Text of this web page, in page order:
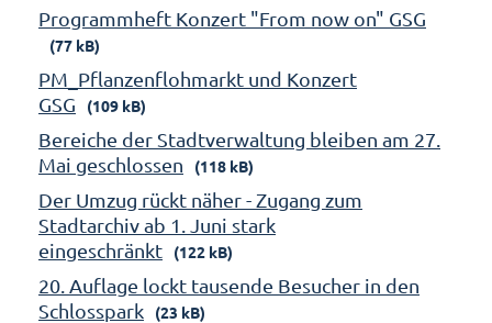
Programmheft Konzert "From now on" GSG
(77 kB)
PM_Pflanzenflohmarkt und Konzert
GSG
(109 kB)
Bereiche der Stadtverwaltung bleiben am 27.
Mai geschlossen
(118 kB)
Der Umzug rückt näher - Zugang zum
Stadtarchiv ab 1. Juni stark
eingeschränkt
(122 kB)
20. Auflage lockt tausende Besucher in den
Schlosspark
(23 kB)